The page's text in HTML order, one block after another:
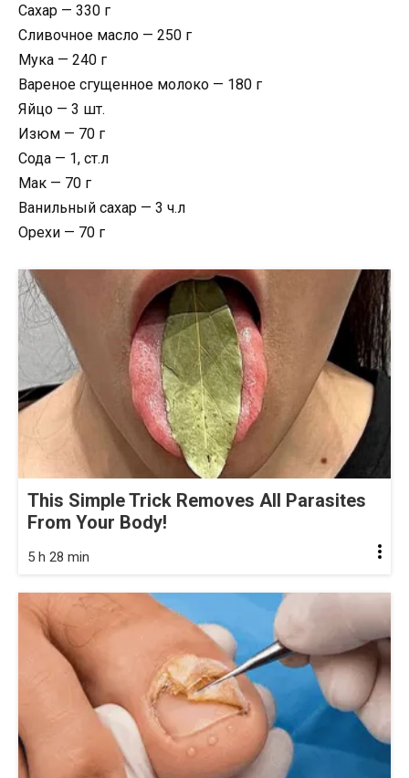
Сахар — 330 г
Сливочное масло — 250 г
Мука — 240 г
Вареное сгущенное молоко — 180 г
Яйцо — 3 шт.
Изюм — 70 г
Сода — 1, ст.л
Мак — 70 г
Ванильный сахар — 3 ч.л
Орехи — 70 г
This Simple Trick Removes All Parasites
From Your Body!
5 h 28 min